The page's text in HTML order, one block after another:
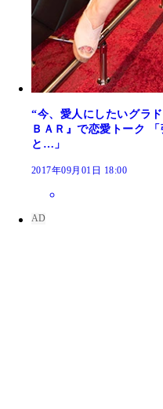
“今、愛人にしたいグラ
ＢＡＲ』で恋愛トーク
と…」
2017年09月01日 18:00